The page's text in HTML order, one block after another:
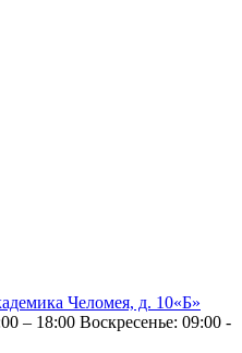
Челомея, д. 10«Б»
– 18:00 Воскресенье: 09:00 -